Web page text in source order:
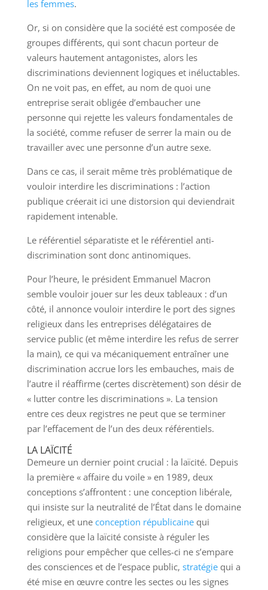
les femmes.
Or, si on considère que la société est composée de
groupes différents, qui sont chacun porteur de
valeurs hautement antagonistes, alors les
discriminations deviennent logiques et inéluctables.
On ne voit pas, en effet, au nom de quoi une
entreprise serait obligée d’embaucher une
personne qui rejette les valeurs fondamentales de
la société, comme refuser de serrer la main ou de
travailler avec une personne d’un autre sexe.
Dans ce cas, il serait même très problématique de
vouloir interdire les discriminations : l’action
publique créerait ici une distorsion qui deviendrait
rapidement intenable.
Le référentiel séparatiste et le référentiel anti-
discrimination sont donc antinomiques.
Pour l’heure, le président Emmanuel Macron
semble vouloir jouer sur les deux tableaux : d’un
côté, il annonce vouloir interdire le port des signes
religieux dans les entreprises délégataires de
service public (et même interdire les refus de serrer
la main), ce qui va mécaniquement entraîner une
discrimination accrue lors les embauches, mais de
l’autre il réaffirme (certes discrètement) son désir de
« lutter contre les discriminations ». La tension
entre ces deux registres ne peut que se terminer
par l’effacement de l’un des deux référentiels.
LA LAÏCITÉ
Demeure un dernier point crucial : la laïcité. Depuis
la première « affaire du voile » en 1989, deux
conceptions s’affrontent : une conception libérale,
qui insiste sur la neutralité de l’État dans le domaine
religieux, et une conception républicainequi
considère que la laïcité consiste à réguler les
religions pour empêcher que celles-ci ne s’empare
des consciences et de l’espace public, stratégiequi a
été mise en œuvre contre les sectes ou les signes